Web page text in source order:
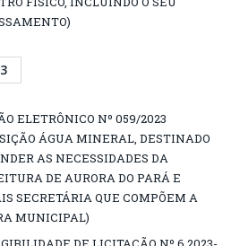
ELETRÔNICO Nº 059/2023
ÁGUA MINERAL, DESTINADO
AS NECESSIDADES DA
DE AURORA DO PARÁ E
SECRETÁRIA QUE COMPÕEM A
MUNICIPAL)